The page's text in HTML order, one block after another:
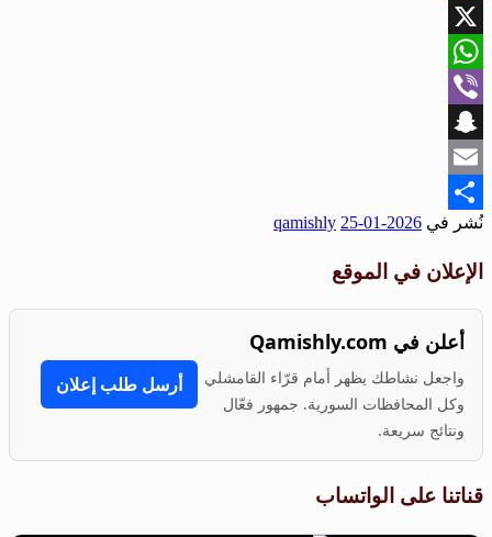
Facebook
X
WhatsApp
Viber
Snapchat
Email
Share
نُشر في 2026-01-25
qamishly
الإعلان في الموقع
أعلن في Qamishly.com
واجعل نشاطك يظهر أمام قرّاء القامشلي
وكل المحافظات السورية. جمهور فعّال
ونتائج سريعة.
أرسل طلب إعلان
قناتنا على الواتساب